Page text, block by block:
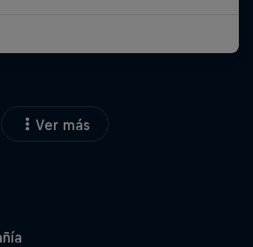
Ver más